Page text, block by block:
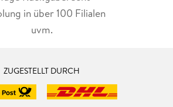
in über 100 Filialen
uvm.
ZUGESTELLT DURCH